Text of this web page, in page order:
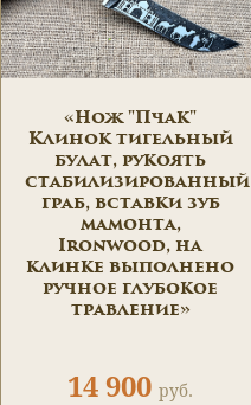
«Нож "Пчак"
Клинок тигельный
булат, рукоять
стабилизированный
граб, вставки зуб
мамонта,
Ironwood, на
клинке выполнено
ручное глубокое
травление»
14 900 руб.